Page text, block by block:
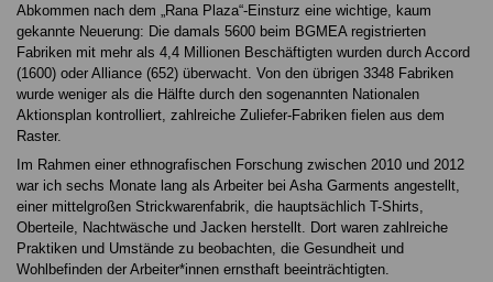
Abkommen nach dem „Rana Plaza“-Einsturz eine wichtige, kaum
gekannte Neuerung: Die damals 5600 beim BGMEA registrierten
Fabriken mit mehr als 4,4 Millionen Beschäftigten wurden durch Accord
(1600) oder Alliance (652) überwacht. Von den übrigen 3348 Fabriken
wurde weniger als die Hälfte durch den sogenannten Nationalen
Aktionsplan kontrolliert, zahlreiche Zuliefer-Fabriken fielen aus dem
Raster.
Im Rahmen einer ethnografischen Forschung zwischen 2010 und 2012
war ich sechs Monate lang als Arbeiter bei Asha Garments angestellt,
einer mittelgroßen Strickwarenfabrik, die hauptsächlich T-Shirts,
Oberteile, Nachtwäsche und Jacken herstellt. Dort waren zahlreiche
Praktiken und Umstände zu beobachten, die Gesundheit und
Wohlbefinden der Arbeiter*innen ernsthaft beeinträchtigten.